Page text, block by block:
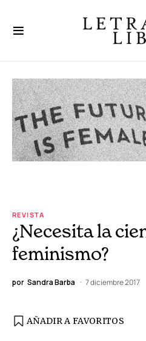
REVISTA
¿Necesita la
feminismo?
por Sandra Barba 7 diciembre 2017
AÑADIR A FAVORITOS